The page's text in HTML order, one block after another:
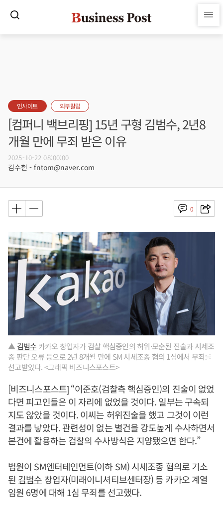
인사이트 외부칼럼
[컴퍼니 백브리핑] 15년 구형 김범수, 2년8
개월 만에 무죄 받은 이유
2025-10-22 08:00:00
김수헌 - fntom@naver.com
0
▲ 김범수 카카오 창업자가 검찰 핵심증인의 허위·모순된 진술과 시세조
종 판단 오류 등으로 2년 8개월 만에 SM 시세조종 혐의 1심에서 무죄를
선고받았다. <그래픽 비즈니스포스트>
[비즈니스포스트] “이준호(검찰측 핵심증인)의 진술이 없었
다면 피고인들은 이 자리에 없었을 것이다. 일부는 구속되
지도 않았을 것이다. 이씨는 허위진술을 했고 그것이 이런
결과를 낳았다. 관련성이 없는 별건을 강도높게 수사하면서
본건에 활용하는 검찰의 수사방식은 지양됐으면 한다.”
법원이 SM엔터테인먼트(이하 SM) 시세조종 혐의로 기소
된 김범수 창업자(미래이니셔티브센터장) 등 카카오 계열
임원 6명에 대해 1심 무죄를 선고했다.